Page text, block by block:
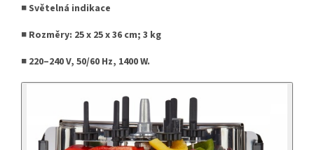
■ Světelná indikace
■ Rozměry: 25 x 25 x 36 cm; 3 kg
■ 220–240 V, 50/60 Hz, 1400 W.